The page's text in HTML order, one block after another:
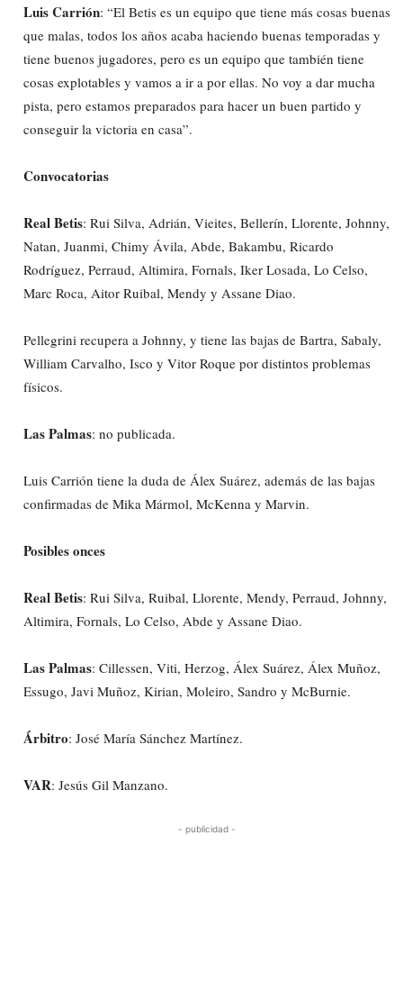
Luis Carrión: “El Betis es un equipo que tiene más cosas buenas
que malas, todos los años acaba haciendo buenas temporadas y
tiene buenos jugadores, pero es un equipo que también tiene
cosas explotables y vamos a ir a por ellas. No voy a dar mucha
pista, pero estamos preparados para hacer un buen partido y
conseguir la victoria en casa”.
Convocatorias
Real Betis: Rui Silva, Adrián, Vieites, Bellerín, Llorente, Johnny,
Natan, Juanmi, Chimy Ávila, Abde, Bakambu, Ricardo
Rodríguez, Perraud, Altimira, Fornals, Iker Losada, Lo Celso,
Marc Roca, Aitor Ruibal, Mendy y Assane Diao.
Pellegrini recupera a Johnny, y tiene las bajas de Bartra, Sabaly,
William Carvalho, Isco y Vitor Roque por distintos problemas
físicos.
Las Palmas: no publicada.
Luis Carrión tiene la duda de Álex Suárez, además de las bajas
confirmadas de Mika Mármol, McKenna y Marvin.
Posibles onces
Real Betis: Rui Silva, Ruibal, Llorente, Mendy, Perraud, Johnny,
Altimira, Fornals, Lo Celso, Abde y Assane Diao.
Las Palmas: Cillessen, Viti, Herzog, Álex Suárez, Álex Muñoz,
Essugo, Javi Muñoz, Kirian, Moleiro, Sandro y McBurnie.
Árbitro: José María Sánchez Martínez.
VAR: Jesús Gil Manzano.
- publicidad -